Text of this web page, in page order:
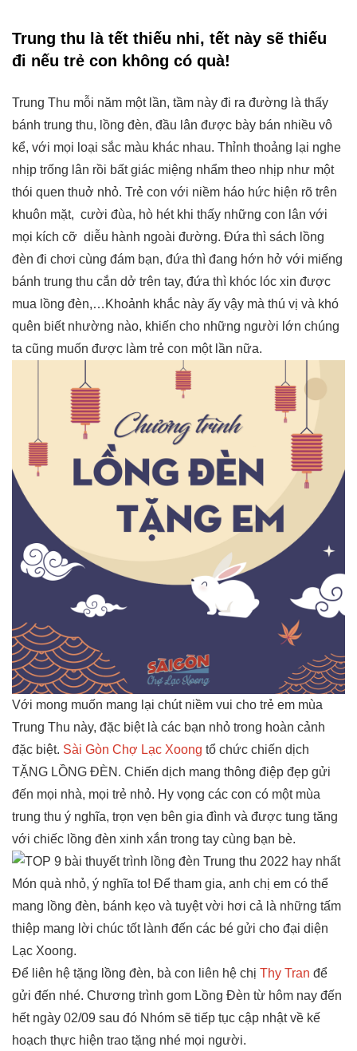
Trung thu là tết thiếu nhi, tết này sẽ thiếu
đi nếu trẻ con không có quà!
Trung Thu mỗi năm một lần, tầm này đi ra đường là thấy
bánh trung thu, lồng đèn, đầu lân được bày bán nhiều vô
kể, với mọi loại sắc màu khác nhau. Thỉnh thoảng lại nghe
nhịp trống lân rồi bất giác miệng nhẩm theo nhịp như một
thói quen thuở nhỏ. Trẻ con với niềm háo hức hiện rõ trên
khuôn mặt, cười đùa, hò hét khi thấy những con lân với
mọi kích cỡ diễu hành ngoài đường. Đứa thì sách lồng
đèn đi chơi cùng đám bạn, đứa thì đang hớn hở với miếng
bánh trung thu cắn dở trên tay, đứa thì khóc lóc xin được
mua lồng đèn,…Khoảnh khắc này ấy vậy mà thú vị và khó
quên biết nhường nào, khiến cho những người lớn chúng
ta cũng muốn được làm trẻ con một lần nữa.
Với mong muốn mang lại chút niềm vui cho trẻ em mùa
Trung Thu này, đặc biệt là các bạn nhỏ trong hoàn cảnh
đặc biệt. Sài Gòn Chợ Lạc Xoong tổ chức chiến dịch
TẶNG LỒNG ĐÈN. Chiến dịch mang thông điệp đẹp gửi
đến mọi nhà, mọi trẻ nhỏ. Hy vọng các con có một mùa
trung thu ý nghĩa, trọn vẹn bên gia đình và được tung tăng
với chiếc lồng đèn xinh xắn trong tay cùng bạn bè.
Món quà nhỏ, ý nghĩa to! Để tham gia, anh chị em có thể
mang lồng đèn, bánh kẹo và tuyệt vời hơi cả là những tấm
thiệp mang lời chúc tốt lành đến các bé gửi cho đại diện
Lạc Xoong.
Để liên hệ tặng lồng đèn, bà con liên hệ chị Thy Tran để
gửi đến nhé. Chương trình gom Lồng Đèn từ hôm nay đến
hết ngày 02/09 sau đó Nhóm sẽ tiếp tục cập nhật về kế
hoạch thực hiện trao tặng nhé mọi người.